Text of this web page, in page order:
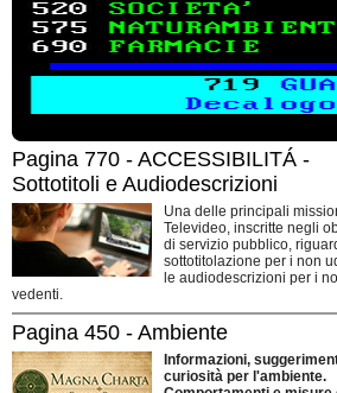
Pagina 770 - ACCESSIBILITÁ -
Sottotitoli e Audiodescrizioni
Una delle principali
Televideo, inscritte negli
di servizio pubblico,
sottotitolazione per i non
le audiodescrizioni per i
vedenti.
Pagina 450 - Ambiente
Informazioni,
curiosità per l'ambiente.